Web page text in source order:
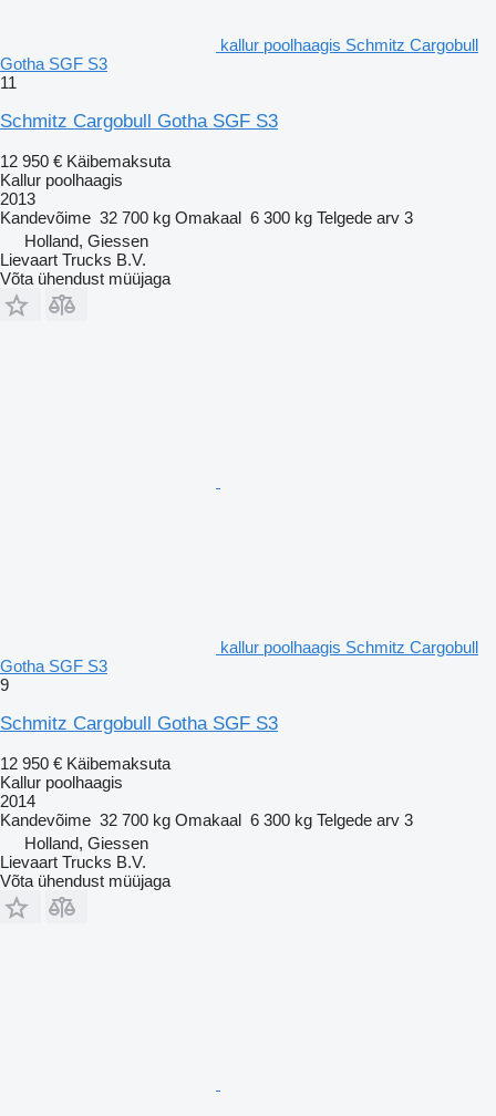
kallur poolhaagis Schmitz Cargobull
Gotha SGF S3
11
Schmitz Cargobull Gotha SGF S3
12 950 € Käibemaksuta
Kallur poolhaagis
2013
Kandevõime 32 700 kg Omakaal 6 300 kg Telgede arv 3
Holland, Giessen
Lievaart Trucks B.V.
Võta ühendust müüjaga
kallur poolhaagis Schmitz Cargobull
Gotha SGF S3
9
Schmitz Cargobull Gotha SGF S3
12 950 € Käibemaksuta
Kallur poolhaagis
2014
Kandevõime 32 700 kg Omakaal 6 300 kg Telgede arv 3
Holland, Giessen
Lievaart Trucks B.V.
Võta ühendust müüjaga